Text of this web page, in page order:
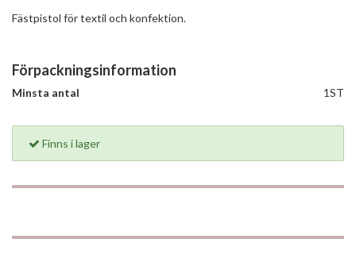
Fästpistol för textil och konfektion.
Förpackningsinformation
Minsta antal 1ST
Finns i lager